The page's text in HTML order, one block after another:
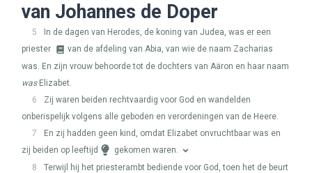
van Johannes de Doper
5
In de dagen van Herodes, de koning van Judea, was er een
priester
van de afdeling van Abia, van wie de naam Zacharias
was. En zijn vrouw behoorde tot de dochters van Aäron en haar naam
wasElizabet.
6
Zij waren beiden rechtvaardig voor God en wandelden
onberispelijk volgens alle geboden en verordeningen van de Heere.
7
En zij hadden geen kind, omdat Elizabet onvruchtbaar was en
zij beiden op leeftijd
gekomen waren.
8
Terwijl hij het priesterambt bediende voor God, toen het de beurt